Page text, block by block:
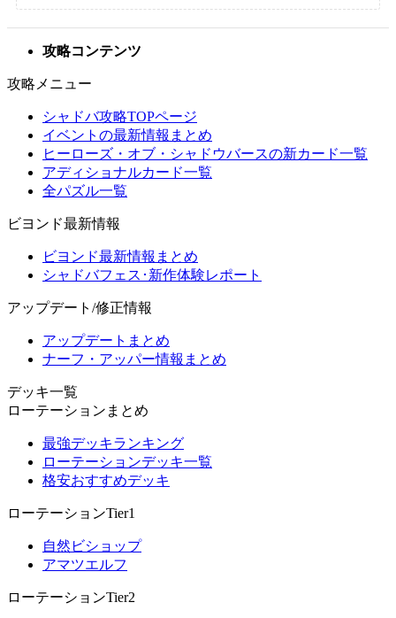
攻略コンテンツ
攻略メニュー
シャドバ攻略TOPページ
イベントの最新情報まとめ
ヒーローズ・オブ・シャドウバースの新カード一覧
アディショナルカード一覧
全パズル一覧
ビヨンド最新情報
ビヨンド最新情報まとめ
シャドバフェス･新作体験レポート
アップデート/修正情報
アップデートまとめ
ナーフ・アッパー情報まとめ
デッキ一覧
ローテーションまとめ
最強デッキランキング
ローテーションデッキ一覧
格安おすすめデッキ
ローテーションTier1
自然ビショップ
アマツエルフ
ローテーションTier2